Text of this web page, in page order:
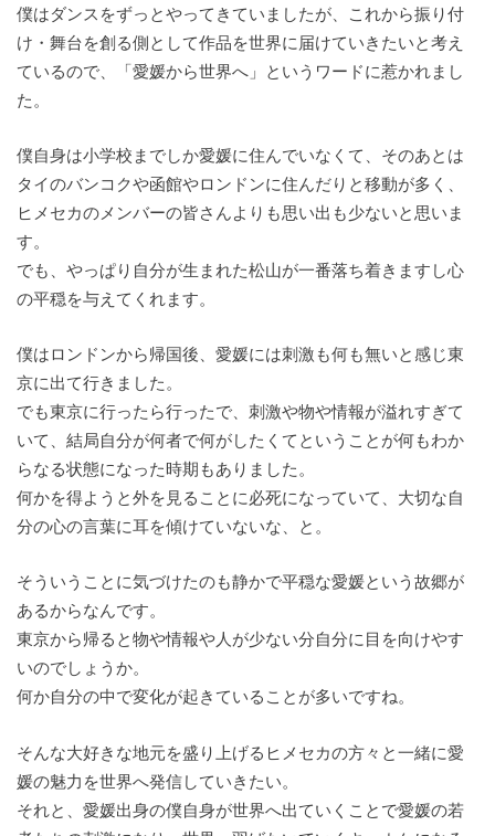
僕はダンスをずっとやってきていましたが、これから振り付
け・舞台を創る側として作品を世界に届けていきたいと考え
ているので、「愛媛から世界へ」というワードに惹かれまし
た。
僕自身は小学校までしか愛媛に住んでいなくて、そのあとは
タイのバンコクや函館やロンドンに住んだりと移動が多く、
ヒメセカのメンバーの皆さんよりも思い出も少ないと思いま
す。
でも、やっぱり自分が生まれた松山が一番落ち着きますし心
の平穏を与えてくれます。
僕はロンドンから帰国後、愛媛には刺激も何も無いと感じ東
京に出て行きました。
でも東京に行ったら行ったで、刺激や物や情報が溢れすぎて
いて、結局自分が何者で何がしたくてということが何もわか
らなる状態になった時期もありました。
何かを得ようと外を見ることに必死になっていて、大切な自
分の心の言葉に耳を傾けていないな、と。
そういうことに気づけたのも静かで平穏な愛媛という故郷が
あるからなんです。
東京から帰ると物や情報や人が少ない分自分に目を向けやす
いのでしょうか。
何か自分の中で変化が起きていることが多いですね。
そんな大好きな地元を盛り上げるヒメセカの方々と一緒に愛
媛の魅力を世界へ発信していきたい。
それと、愛媛出身の僕自身が世界へ出ていくことで愛媛の若